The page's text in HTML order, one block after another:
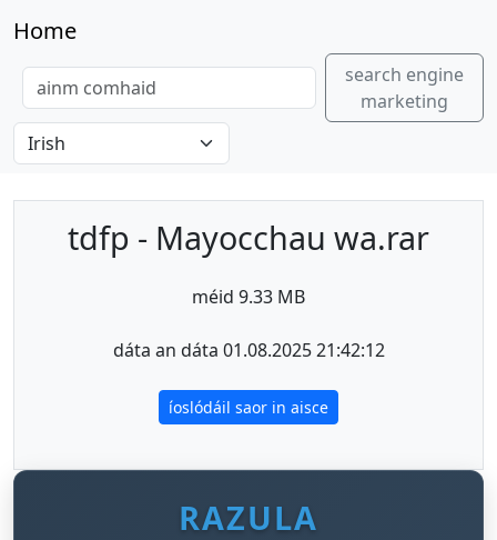
Home
search engine
marketing
tdfp - Mayocchau wa.rar
méid 9.33 MB
dáta an dáta 01.08.2025 21:42:12
íoslódáil saor in aisce
RAZULA